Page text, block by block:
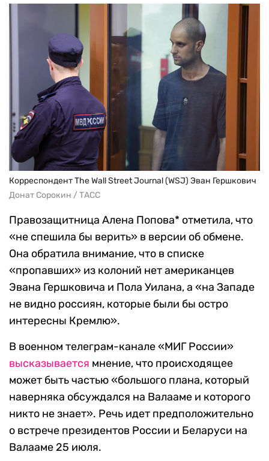
Корреспондент The Wall Street Journal (WSJ) Эван Гершкович
Донат Сорокин / ТАСС
Правозащитница Алена Попова* отметила, что
«не спешила бы верить» в версии об обмене.
Она обратила внимание, что в списке
«пропавших» из колоний нет американцев
Эвана Гершковича и Пола Уилана, а «на Западе
не видно россиян, которые были бы остро
интересны Кремлю».
В военном телеграм-канале «МИГ России»
высказывается мнение, что происходящее
может быть частью «большого плана, который
наверняка обсуждался на Валааме и которого
никто не знает». Речь идет предположительно
о встрече президентов России и Беларуси на
Валааме 25 июля.